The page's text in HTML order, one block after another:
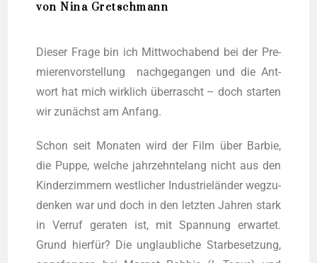
von Nina Gretschmann
Die­ser Fra­ge bin ich Mitt­woch­abend bei der Pre­
mie­ren­vor­stel­lung nach­ge­gan­gen und die Ant­
wort hat mich wirk­lich über­rascht – doch star­ten
wir zunächst am Anfang.
Schon seit Mona­ten wird der Film über Bar­bie,
die Pup­pe, wel­che jahr­zehn­te­lang nicht aus den
Kin­der­zim­mern west­li­cher Indus­trie­län­der weg­zu­
den­ken war und doch in den letz­ten Jah­ren stark
in Ver­ruf gera­ten ist, mit Span­nung erwar­tet.
Grund hier­für? Die unglaub­li­che Star­be­set­zung,